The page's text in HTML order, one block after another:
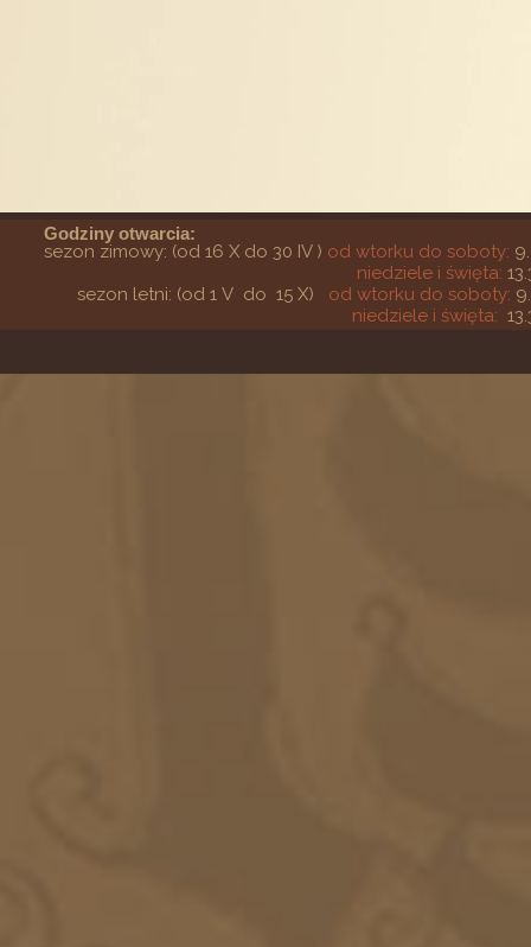
Godziny otwarcia:
sezon zimowy: (od 16 X do 30 IV ) od wtorku do soboty:
niedziele i święta:
sezon letni: (od 1 V do 15 X) od wtorku do soboty:
niedziele i święta: